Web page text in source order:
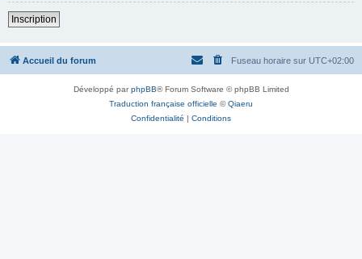
Inscription
Accueil du forum Fuseau horaire sur UTC+02:00
Développé parphpBB® Forum Software © phpBB Limited
Traduction française officielle ©Qiaeru
Confidentialité | Conditions